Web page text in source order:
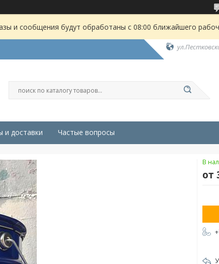
и сообщения будут обработаны с 08:00 ближайшего
и доставки Частые вопросы
В
от